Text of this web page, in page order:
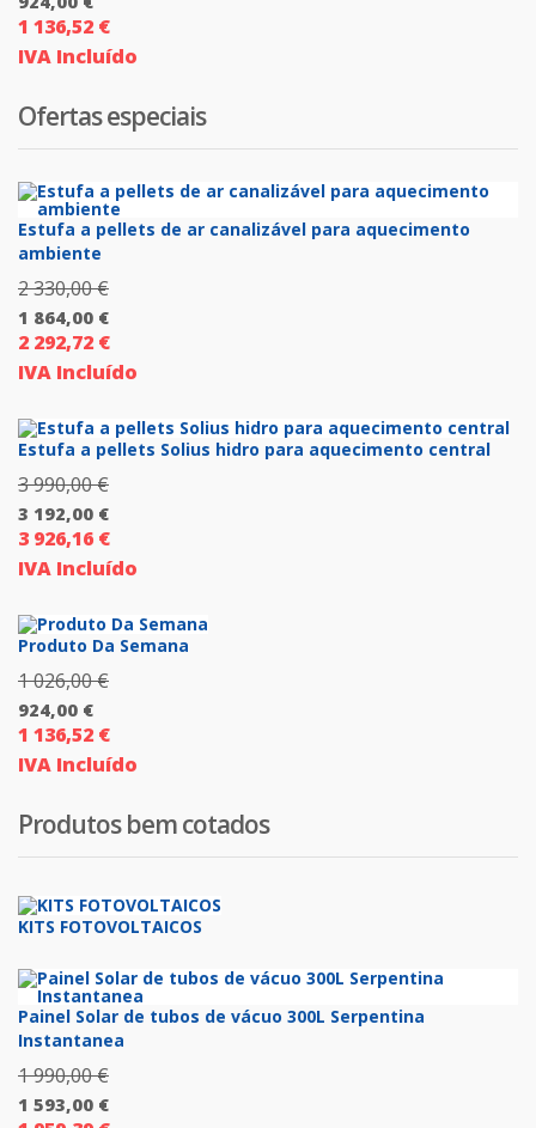
original
1
026,00 €.
O
preço
é:
1 136,52 €
IVA Incluído
Ofertas especiais
Estufa a pellets de ar canalizável para aquecimento
ambiente
2 330,00€O
preço
original
2
330,00 €.
1 864,00 €
O
preço
atual
é:
1
864,00 €.
2 292,72 €
IVA Incluído
Estufa a pellets Solius hidro para aquecimento central
3 990,00€O
preço
original
3
990,00 €.
3 192,00 €
O
preço
atual
é:
3
192,00 €.
3 926,16 €
IVA Incluído
Produto Da Semana
1 026,00€O
original
1
924,00 €
O
preço
é:
1 136,52 €
IVA Incluído
Produtos bem cotados
KITS FOTOVOLTAICOS
Painel Solar de tubos de vácuo 300L Serpentina
Instantanea
1 990,00€O
preço
1 593,00 €